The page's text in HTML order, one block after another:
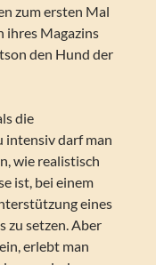
zum ersten Mal
ihres Magazins
den Hund der
die
intensiv darf man
wie realistisch
ist, bei einem
eines
zu setzen. Aber
erlebt man